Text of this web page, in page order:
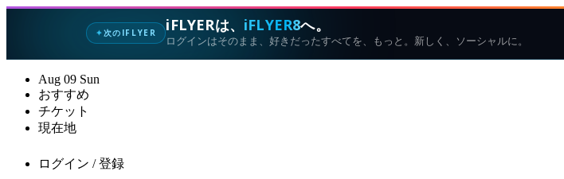
✦次のIFLYER iFLYERは、 iFLYER8へ。
ログインはそのまま、好きだったすべてを、もっと。新しく、ソーシャルに。
Aug 09 Sun
おすすめ
チケット
現在地
ログイン / 登録